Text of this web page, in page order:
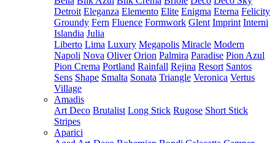
Detroit Eleganza Elemento Elite Enigma Eterna Felicity
Groundy Fern Fluence Formwork Glent Imprint Interni
Islandia Julia
Liberto Lima Luxury Megapolis Miracle Modern
Napoli Nova Oliver Orion Palmira Paradise Pion Azul
Pion Crema Portland Rainfall Rejina Resort Santos
Sens Shape Smalta Sonata Triangle Veronica Vertus
Village
Amadis
Art Deco Brutalist Long Stick Rugose Short Stick
Stripes
Aparici